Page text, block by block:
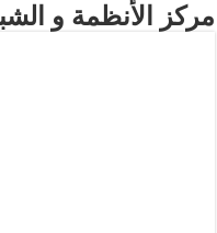
مركز الأنظمة و